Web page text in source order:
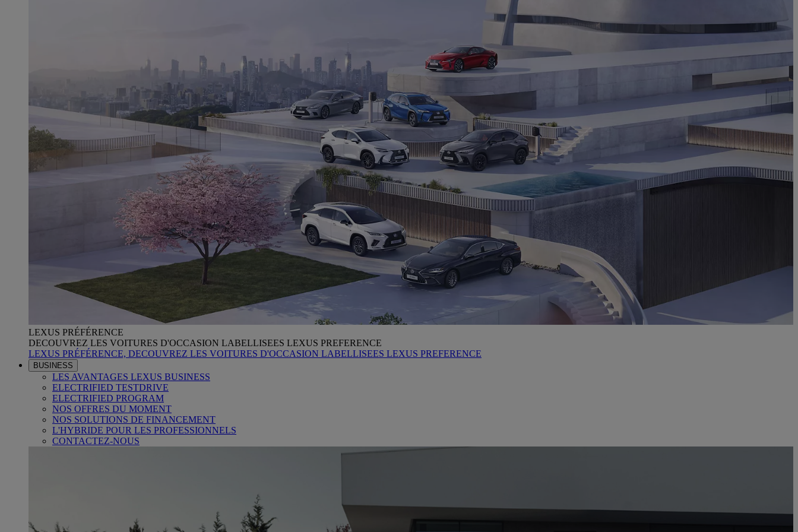
LEXUS PRÉFÉRENCE
DECOUVREZ LES VOITURES D'OCCASION LABELLISEES LEXUS PREFERENCE
LEXUS PRÉFÉRENCE, DECOUVREZ LES VOITURES D'OCCASION LABELLISEES LEXUS PREFERENCE
BUSINESS
LES AVANTAGES LEXUS BUSINESS
ELECTRIFIED TESTDRIVE
ELECTRIFIED PROGRAM
NOS OFFRES DU MOMENT
NOS SOLUTIONS DE FINANCEMENT
L'HYBRIDE POUR LES PROFESSIONNELS
CONTACTEZ-NOUS